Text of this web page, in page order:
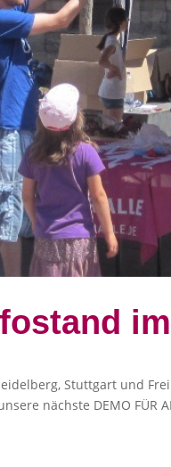
Stuttgart und
nächste DEMO FÜR